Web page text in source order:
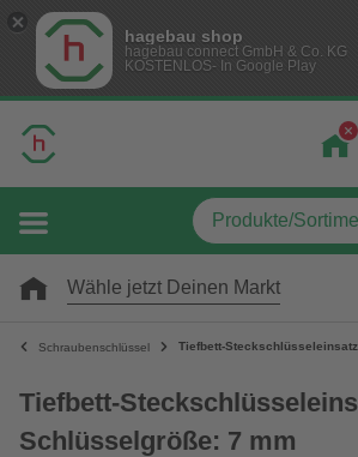
hagebau shop
hagebau connect GmbH & Co. KG
KOSTENLOS- In Google Play
Wähle jetzt Deinen Markt
Schraubenschlüssel Tiefbett-
Tiefbett-
Schlüsselgröße: 7 mm